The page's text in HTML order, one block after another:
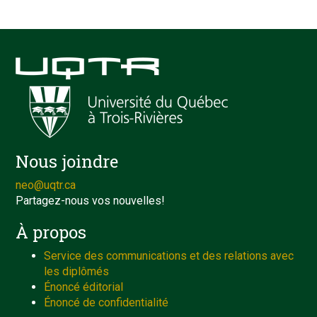
Nous joindre
neo@uqtr.ca
Partagez-nous vos nouvelles!
À propos
Service des communications et des relations avec
les diplômés
Énoncé éditorial
Énoncé de confidentialité